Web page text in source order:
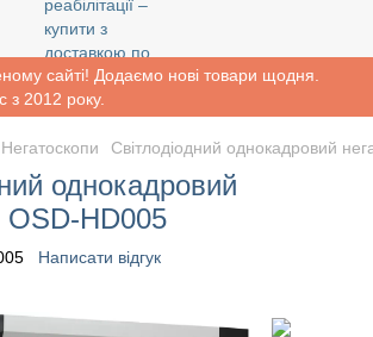
сайті! Додаємо нові товари щодня.
2012 року.
Негатоскопи Світлодіодний однокадровий
однокадровий
OSD-HD005
Написати відгук